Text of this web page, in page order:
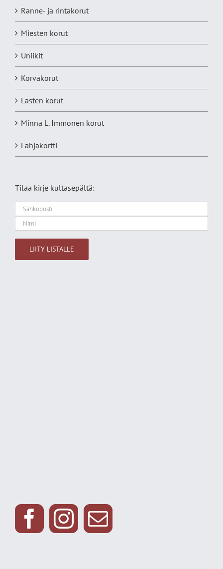
Ranne- ja rintakorut
Miesten korut
Uniikit
Korvakorut
Lasten korut
Minna L. Immonen korut
Lahjakortti
Tilaa kirje kultasepältä: